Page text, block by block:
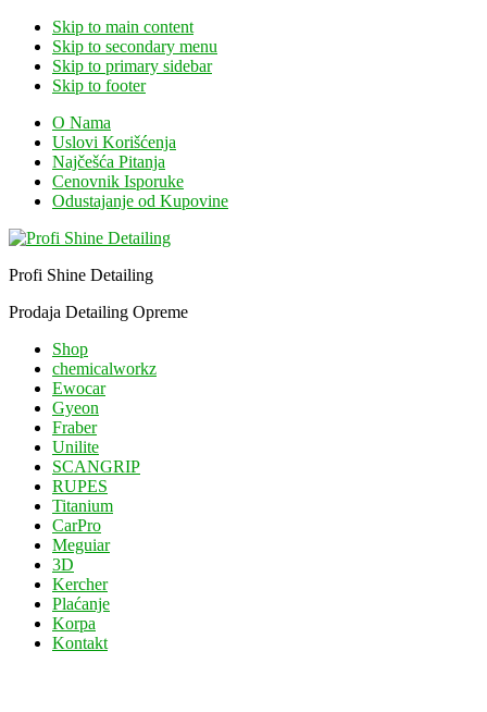
Skip to main content
Skip to secondary menu
Skip to primary sidebar
Skip to footer
O Nama
Uslovi Korišćenja
Najčešća Pitanja
Cenovnik Isporuke
Odustajanje od Kupovine
Profi Shine Detailing
Prodaja Detailing Opreme
Shop
chemicalworkz
Ewocar
Gyeon
Fraber
Unilite
SCANGRIP
RUPES
Titanium
CarPro
Meguiar
3D
Kercher
Plaćanje
Korpa
Kontakt